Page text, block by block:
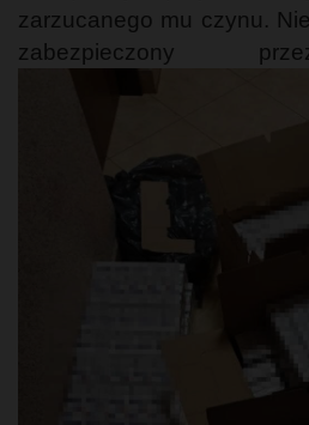
zarzucanego mu czynu.
zabezpieczony